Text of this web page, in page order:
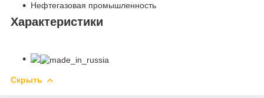
Нефтегазовая промышленность
Характеристики
Скрыть